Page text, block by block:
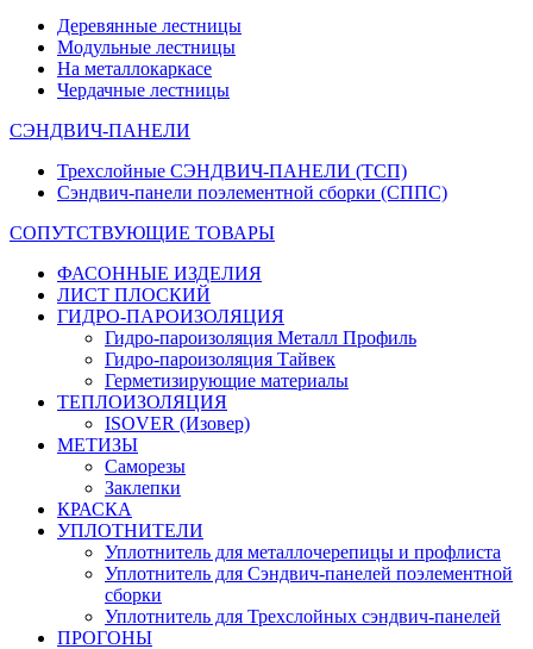
Деревянные лестницы
Модульные лестницы
На металлокаркасе
Чердачные лестницы
СЭНДВИЧ-ПАНЕЛИ
Трехслойные СЭНДВИЧ-ПАНЕЛИ (ТСП)
Сэндвич-панели поэлементной сборки (СППС)
СОПУТСТВУЮЩИЕ ТОВАРЫ
ФАСОННЫЕ ИЗДЕЛИЯ
ЛИСТ ПЛОСКИЙ
ГИДРО-ПАРОИЗОЛЯЦИЯ
Гидро-пароизоляция Металл Профиль
Гидро-пароизоляция Тайвек
Герметизирующие материалы
ТЕПЛОИЗОЛЯЦИЯ
ISOVER (Изовер)
МЕТИЗЫ
Саморезы
Заклепки
КРАСКА
УПЛОТНИТЕЛИ
Уплотнитель для металлочерепицы и профлиста
Уплотнитель для Сэндвич-панелей поэлементной
сборки
Уплотнитель для Трехслойных сэндвич-панелей
ПРОГОНЫ